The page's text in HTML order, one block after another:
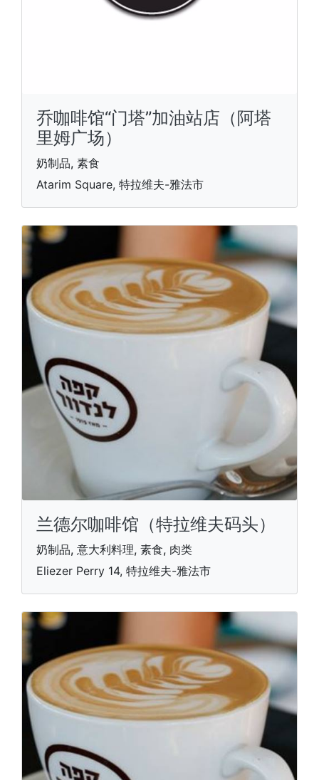
乔咖啡馆“门塔”加油站店（阿塔
里姆广场）
奶制品, 素食
Atarim Square, 特拉维夫-雅法市
兰德尔咖啡馆（特拉维夫码头）
奶制品, 意大利料理, 素食, 肉类
Eliezer Perry 14, 特拉维夫-雅法市